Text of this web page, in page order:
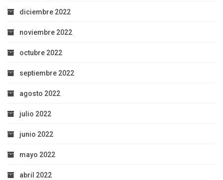
diciembre 2022
noviembre 2022
octubre 2022
septiembre 2022
agosto 2022
julio 2022
junio 2022
mayo 2022
abril 2022